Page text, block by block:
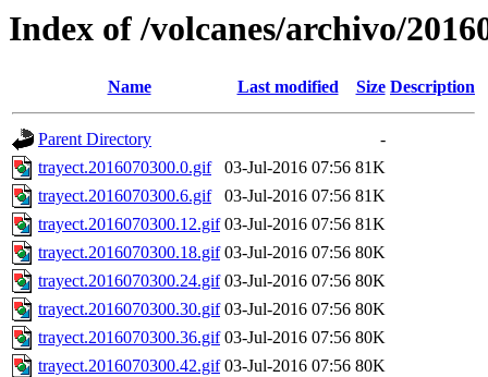
Index of /volcanes/archivo/
Name Last modified Size Description
Parent Directory
-
trayect.2016070300.0.gif
03-Jul-2016 07:56 81K
trayect.2016070300.6.gif
03-Jul-2016 07:56 81K
trayect.2016070300.12.gif 03-Jul-2016 07:56 81K
trayect.2016070300.18.gif 03-Jul-2016 07:56 80K
trayect.2016070300.24.gif 03-Jul-2016 07:56 80K
trayect.2016070300.30.gif 03-Jul-2016 07:56 80K
trayect.2016070300.36.gif 03-Jul-2016 07:56 80K
trayect.2016070300.42.gif 03-Jul-2016 07:56 80K